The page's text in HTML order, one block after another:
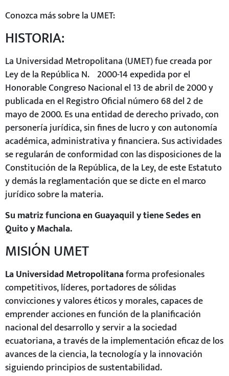
Conozca más sobre la UMET:
HISTORIA:
La Universidad Metropolitana (UMET) fue creada por
Ley de la República N.º 2000-14 expedida por el
Honorable Congreso Nacional el 13 de abril de 2000 y
publicada en el Registro Oficial número 68 del 2 de
mayo de 2000. Es una entidad de derecho privado, con
personería jurídica, sin fines de lucro y con autonomía
académica, administrativa y financiera. Sus actividades
se regularán de conformidad con las disposiciones de la
Constitución de la República, de la Ley, de este Estatuto
y demás la reglamentación que se dicte en el marco
jurídico sobre la materia.
Su matriz funciona en Guayaquil y tiene Sedes en
Quito y Machala.
MISIÓN UMET
La Universidad Metropolitanaforma profesionales
competitivos, líderes, portadores de sólidas
convicciones y valores éticos y morales, capaces de
emprender acciones en función de la planificación
nacional del desarrollo y servir a la sociedad
ecuatoriana, a través de la implementación eficaz de los
avances de la ciencia, la tecnología y la innovación
siguiendo principios de sustentabilidad.